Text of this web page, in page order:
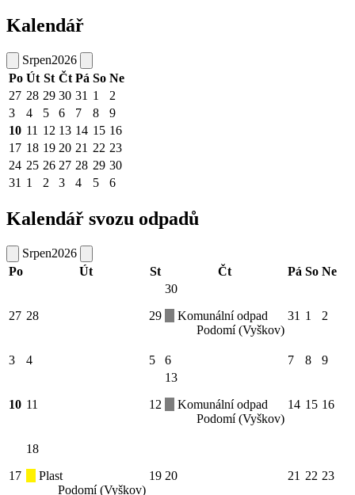
Kalendář
Srpen2026
Po Út St Čt Pá So Ne
27 28 29 30 31 1
2
3
4 5 6 7 8
9
10 11 12 13 14 15 16
17 18 19 20 21 22 23
24 25 26 27 28 29 30
31 1 2 3 4 5 6
Kalendář svozu odpadů
Srpen2026
Po
Út St Čt Pá So Ne
27 28 29
30
Komunální odpad
Podomí (Vyškov)
31 1 2
3 4 5 6 7 8 9
10 11 12
13
Komunální odpad
Podomí (Vyškov)
14 15 16
17
18
Plast
Podomí (Vyškov)
19 20 21 22 23